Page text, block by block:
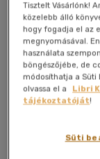
Tisztelt Vásárlónk!
közelebb álló
hogy fogadja el az
megnyomásával.
használata
böngészőjébe, de
módosíthatja a Süti
olvassa el a
Libri
tájékoztatóját!
Süti